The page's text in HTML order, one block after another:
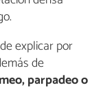
explicar por
de
parpadeo o